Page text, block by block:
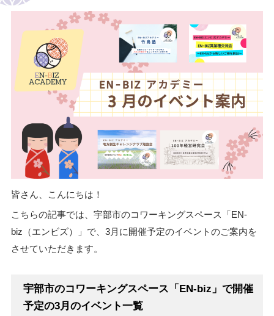
皆さん、こんにちは！
こちらの記事では、宇部市のコワーキングスペース「EN-
biz（エンビズ）」で、3月に開催予定のイベントのご案内を
させていただきます。
宇部市のコワーキングスペース「EN-biz」で開催
予定の3月のイベント一覧